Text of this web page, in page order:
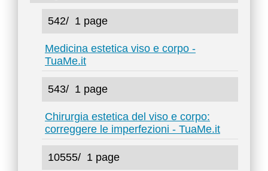
542/ 1 page
Medicina estetica viso e corpo -
TuaMe.it
543/ 1 page
Chirurgia estetica del viso e corpo:
correggere le imperfezioni - TuaMe.it
10555/ 1 page